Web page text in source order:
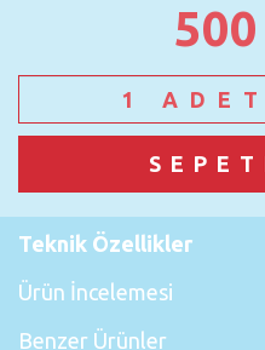
500
Teknik Özellikler
Ürün İncelemesi
Benzer Ürünler